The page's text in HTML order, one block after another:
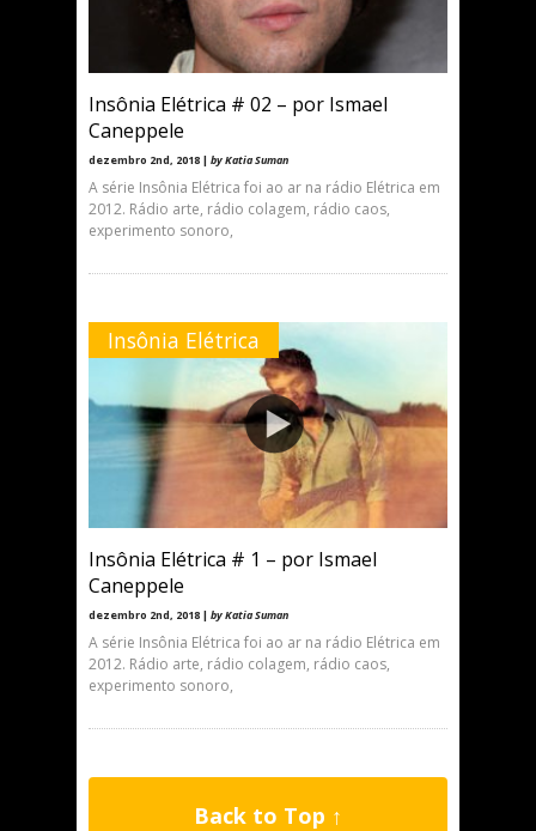
Insônia Elétrica # 02 – por Ismael
Caneppele
dezembro 2nd, 2018 | by Katia Suman
A série Insônia Elétrica foi ao ar na rádio Elétrica em
2012. Rádio arte, rádio colagem, rádio caos,
experimento sonoro,
Insônia Elétrica
Insônia Elétrica # 1 – por Ismael
Caneppele
dezembro 2nd, 2018 | by Katia Suman
A série Insônia Elétrica foi ao ar na rádio Elétrica em
2012. Rádio arte, rádio colagem, rádio caos,
experimento sonoro,
Back to Top ↑